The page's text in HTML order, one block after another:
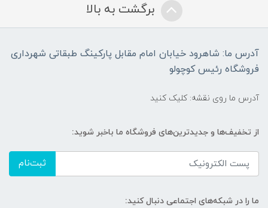
برگشت به بالا
آدرس ما: شاهرود خیابان امام مقابل پارکینگ طبقاتی شهرداری
فروشگاه رئیس کوچولو
آدرس ما روی نقشه: کلیک کنید
از تخفیف‌ها و جدیدترین‌های فروشگاه ما باخبر شوید:
ثبت‌نام
ما را در شبکه‌های اجتماعی دنبال کنید: